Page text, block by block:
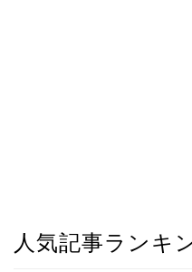
人気記事ランキ